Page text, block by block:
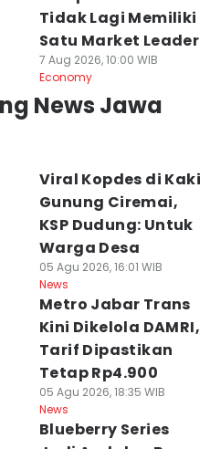
Tidak Lagi Memiliki
Satu Market Leader
7 Aug 2026, 10:00 WIB
Economy
News Jawa
Viral Kopdes di Kaki
Gunung Ciremai,
KSP Dudung: Untuk
Warga Desa
05 Agu 2026, 16:01 WIB
News
Metro Jabar Trans
Kini Dikelola DAMRI,
Tarif Dipastikan
Tetap Rp4.900
05 Agu 2026, 18:35 WIB
News
Blueberry Series